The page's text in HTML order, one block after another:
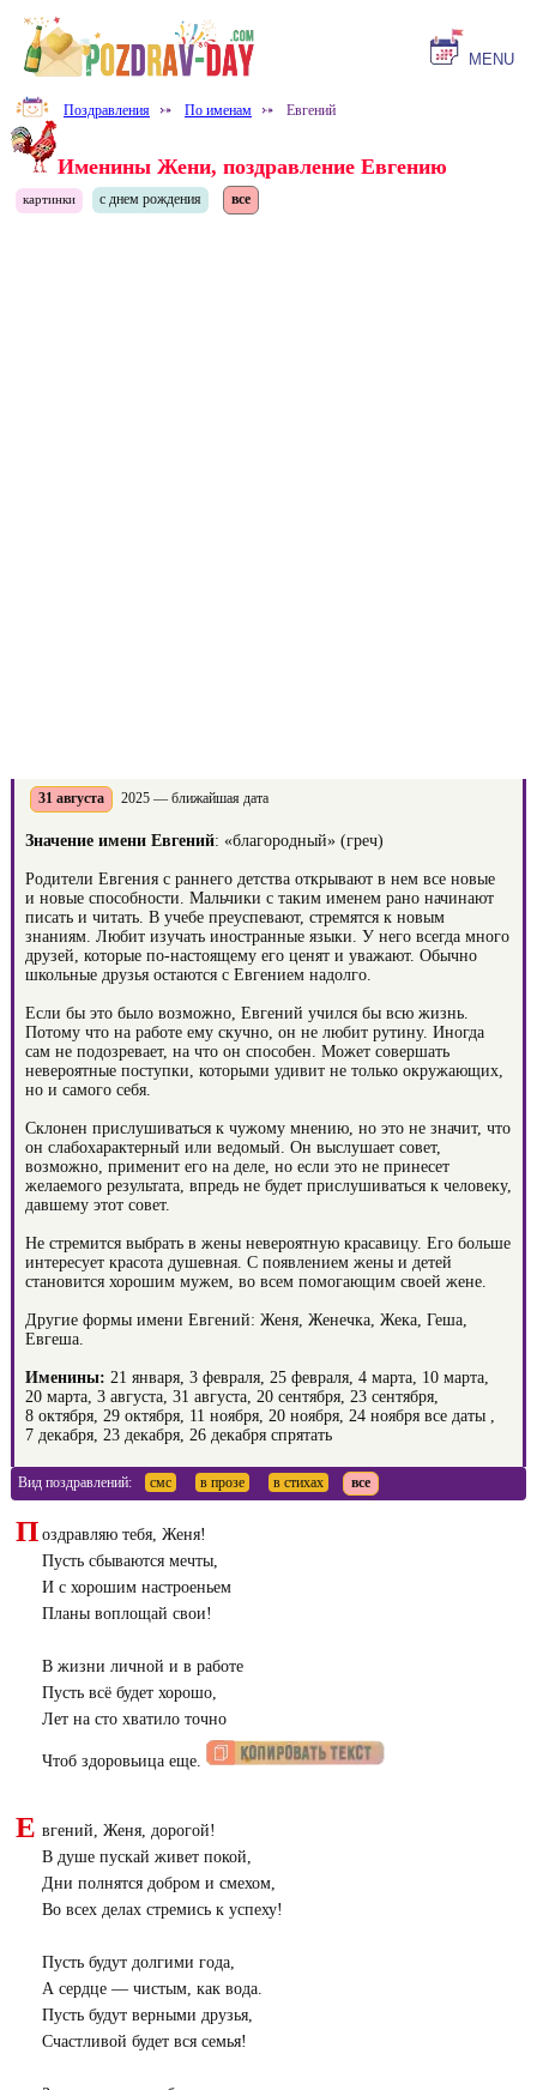
MENU
Поздравления ⤐ По именам ⤐ Евгений
Именины Жени, поздравление Евгению
картинки с днем рождения все
31 августа 2025 — ближайшая дата
Значение имени Евгений: «благородный» (греч)
Родители Евгения с раннего детства открывают в нем все новые
и новые способности. Мальчики с таким именем рано начинают
писать и читать. В учебе преуспевают, стремятся к новым
знаниям. Любит изучать иностранные языки. У него всегда много
друзей, которые по-настоящему его ценят и уважают. Обычно
школьные друзья остаются с Евгением надолго.
Если бы это было возможно, Евгений учился бы всю жизнь.
Потому что на работе ему скучно, он не любит рутину. Иногда
сам не подозревает, на что он способен. Может совершать
невероятные поступки, которыми удивит не только окружающих,
но и самого себя.
Склонен прислушиваться к чужому мнению, но это не значит, что
он слабохарактерный или ведомый. Он выслушает совет,
возможно, применит его на деле, но если это не принесет
желаемого результата, впредь не будет прислушиваться к человеку,
давшему этот совет.
Не стремится выбрать в жены невероятную красавицу. Его больше
интересует красота душевная. С появлением жены и детей
становится хорошим мужем, во всем помогающим своей жене.
Другие формы имени Евгений: Женя, Женечка, Жека, Геша,
Евгеша.
Именины: 21 января, 3 февраля, 25 февраля, 4 марта, 10 марта,
20 марта, 3 августа, 31 августа, 20 сентября, 23 сентября,
8 октября, 29 октября, 11 ноября, 20 ноября, 24 ноября все даты
7 декабря, 23 декабря, 26 декабря спрятать
Вид поздравлений: смс в прозе в стихах все
П оздравляю тебя, Женя!
Пусть сбываются мечты,
И с хорошим настроеньем
Планы воплощай свои!
В жизни личной и в работе
Пусть всё будет хорошо,
Лет на сто хватило точно
Чтоб здоровьица еще.
Е вгений, Женя, дорогой!
В душе пускай живет покой,
Дни полнятся добром и смехом,
Во всех делах стремись к успеху!
Пусть будут долгими года,
А сердце — чистым, как вода.
Пусть будут верными друзья,
Счастливой будет вся семья!